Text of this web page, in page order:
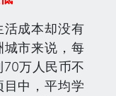
成本却没有
市来说，每
万人民币不
中，平均学